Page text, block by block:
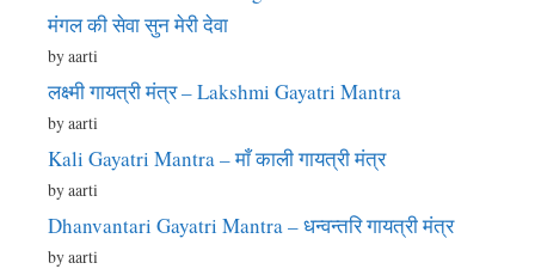
मंगल की सेवा सुन मेरी देवा
by aarti
लक्ष्मी गायत्री मंत्र – Lakshmi Gayatri Mantra
by aarti
Kali Gayatri Mantra – माँ काली गायत्री मंत्र
by aarti
Dhanvantari Gayatri Mantra – धन्वन्तरि गायत्री मंत्र
by aarti